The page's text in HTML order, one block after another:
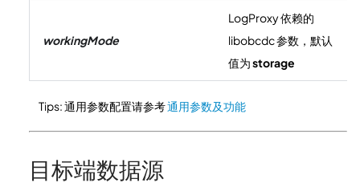
workingMode
LogProxy 依赖的
libobcdc 参数，默认
值为storage
Tips: 通用参数配置请参考通用参数及功能
目标端数据源